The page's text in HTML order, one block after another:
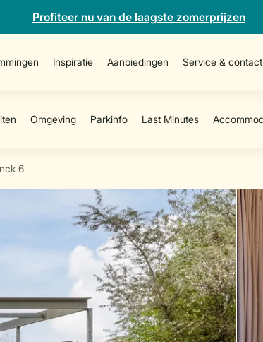
Profiteer nu van de laagste zomerprijzen
Inspiratie Aanbiedingen Service & contact
6